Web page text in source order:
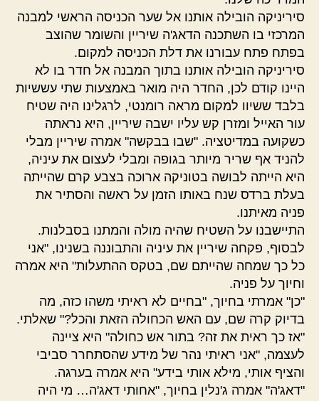
סיריניקה הובילה אותנו אל שער הכניסה הראשי למבנה
המרכזי בו השתכנה הדאג'ה שיריין והשומר שהוצב
בפתח פתח עבורנו את דלת הכניסה למקום.
סיריניקה הובילה אותנו בתוך המבנה אל חדר בו לא
היינו קודם לכן, החדר היה מואר באמצעות שתי עששיות
בלבד ששיוו למקום מראה רומנטי, לרגלינו היה שטיח
עור האייל ומזרן קש עליו ישבה שיריין, היא נראתה
כשקועה במדיטציה. "שבו בבקשה" אמרה שיריין מבלי
להניד אף שריר מיותר בגופה ומבלי לעצום את עיניה,
היא הייתה לבושה בטוניקה ארוכה בצבע קרם שהייתה
בעלת ברדס שנח באותו הזמן על ראשה והסתיר את
פניה מאיתנו.
התיישבנו על השטיח שהיה מולה והמתנו בסבלנות.
לבסוף, פקחה שיריין את עיניה והתבוננה בשנינו, "אני
כל כך שמחה שהייתם שם, בטקס ההתעלות" היא אמרה
וחיוך על פניה.
"כן" אמרתי בחיוך, "בחיים לא ראיתי משהו כזה, מה
בדיוק קרה שם, עם האש הכחולה הזאת והכל?" שאלתי.
"אז כך ראית את זה? בתור אש כחולה" היא ציינה
לעצמה, "אני ראיתי נהר של מידע שהסתחרר סביבי
והציף אותי, מילא אותי בידע" היא אמרה בערגה.
"דאג'ה" אמרה ג'נלין בחיוך, "אחותי דאג'ה… מי היה